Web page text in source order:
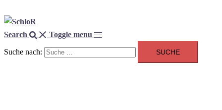
Search Toggle menu
Suche nach: